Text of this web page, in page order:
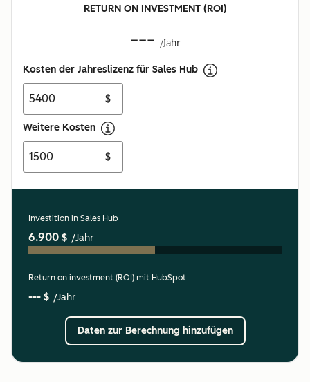
RETURN ON INVESTMENT (ROI)
--- /Jahr
Kosten der Jahreslizenz für Sales Hub
$
Weitere Kosten
$
Investition in Sales Hub
6.900 $ /Jahr
Return on investment (ROI) mit HubSpot
--- $ /Jahr
Daten zur Berechnung hinzufügen